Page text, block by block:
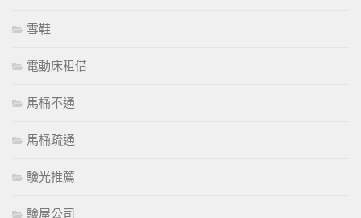
雪鞋
電動床租借
馬桶不通
馬桶疏通
驗光推薦
驗屋公司